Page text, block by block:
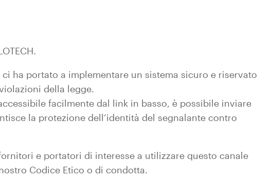
ha portato a implementare un sistema sicuro e riservato
della legge.
facilmente dal link in basso, è possibile inviare
la protezione dell’identità del segnalante contro
e portatori di interesse a utilizzare questo canale
Codice Etico o di condotta.